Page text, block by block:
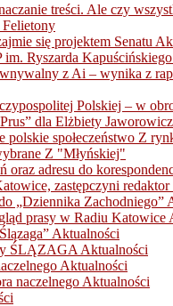
treści. Ale czy
Felietony
się projektem Senatu
Ryszarda Kapuścińskiego
z Ai – wynika z
Polskiej – w
dla Elżbiety Jaworowicz
polskie społeczeństwo Z
Z "Młyńskiej"
oraz adresu do
zastępczyni
„Dziennika Zachodniego”
prasy w Radiu Katowice
Aktualności
ŚLĄZAGA Aktualności
Aktualności
naczelnego Aktualności